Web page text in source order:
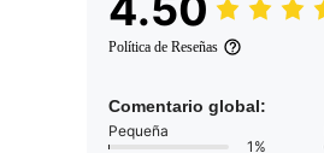
Política de Reseñas
Comentario global:
Pequeña
1%